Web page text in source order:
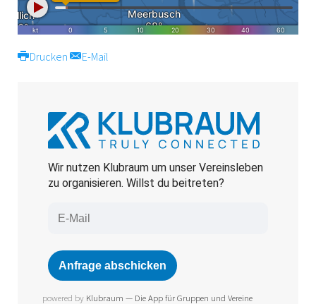
Drucken E-Mail
powered by Klubraum — Die App für Gruppen und Vereine